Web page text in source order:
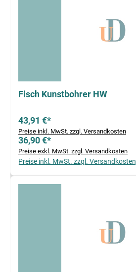
Fisch Kunstbohrer HW
43,91 €*
Preise inkl. MwSt. zzgl. Versandkosten
36,90 €*
Preise exkl. MwSt. zzgl. Versandkosten
Preise inkl. MwSt. zzgl. Versandkosten